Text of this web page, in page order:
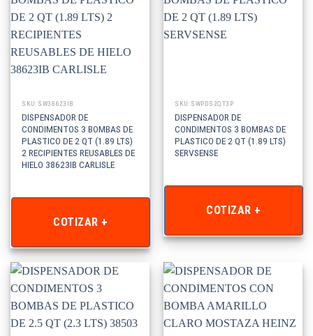
SKU: SW38623IB
DISPENSADOR DE
CONDIMENTOS 3 BOMBAS DE
PLASTICO DE 2 QT (1.89 LTS)
2 RECIPIENTES REUSABLES DE
HIELO 38623IB CARLISLE
COTIZAR +
SKU: SWPDS2QT3P
DISPENSADOR DE
CONDIMENTOS 3 BOMBAS DE
PLASTICO DE 2 QT (1.89 LTS)
SERVSENSE
COTIZAR +